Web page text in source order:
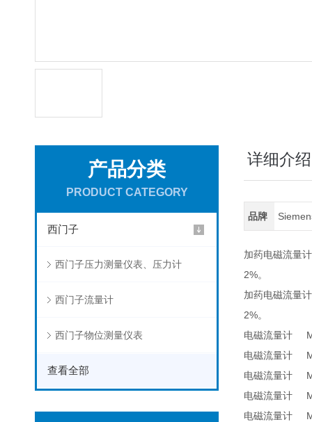
产品分类
PRODUCT CATEGORY
西门子
西门子压力测量仪表、压力计
西门子流量计
西门子物位测量仪表
查看全部
详细介绍
品牌
加药电磁流量计
2%。
加药电磁流量计
2%。
电磁流量计
电磁流量计
电磁流量计
电磁流量计
电磁流量计